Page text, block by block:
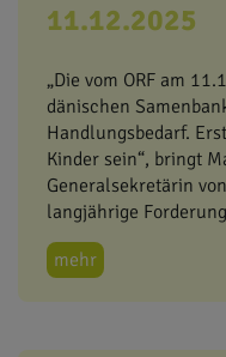
11.12.2025
„Die vom ORF am
dänischen
Handlungsbedarf.
Kinder sein“, bringt
Generalsekretärin von
langjährige
mehr